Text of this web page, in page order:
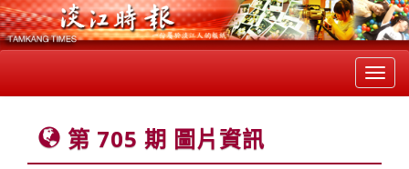
第 705 期 圖片資訊